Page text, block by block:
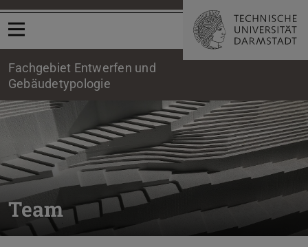
Menü öffnen
Fachgebiet Entwerfen und
Gebäudetypologie
Team